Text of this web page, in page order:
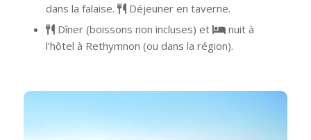
dans la falaise.
Déjeuner en taverne.
Dîner (boissons non incluses) et
nuit à
l’hôtel à Rethymnon (ou dans la région).